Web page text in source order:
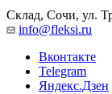
Склад, Сочи, ул.
info@fleksi.ru
Вконтакте
Telegram
Яндекс.Дзен